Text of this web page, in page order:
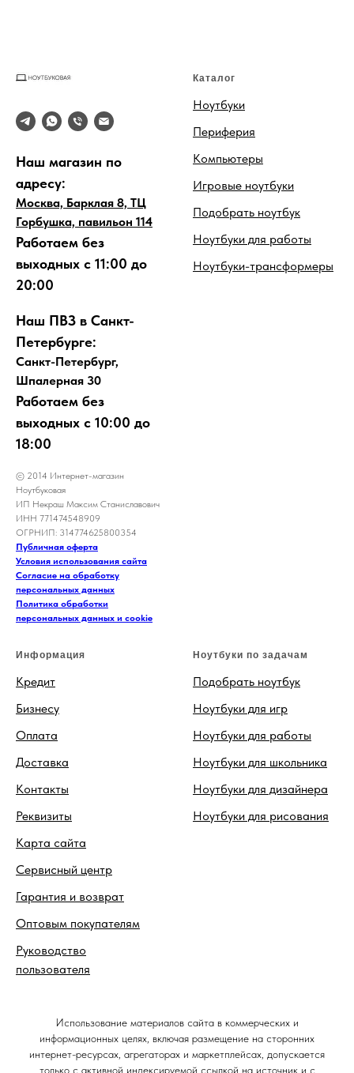
Наш магазин по
адресу:
Москва, Барклая 8, ТЦ
Горбушка, павильон 114
Работаем без
выходных с 11:00 до
20:00
Наш ПВЗ в Санкт-
Петербурге:
Санкт-Петербург,
Шпалерная 30
Работаем без
выходных с 10:00 до
18:00
© 2014 Интернет-магазин
Ноутбуковая
ИП Некраш Максим Станиславович
ИНН 771474548909
ОГРНИП: 314774625800354
Публичная оферта
Условия использования сайта
Согласие на обработку
персональных данных
Политика обработки
персональных данных и cookie
Каталог
Ноутбуки
Периферия
Компьютеры
Игровые ноутбуки
Подобрать ноутбук
Ноутбуки для работы
Ноутбуки-трансформеры
Информация
Кредит
Бизнесу
Оплата
Доставка
Контакты
Реквизиты
Карта сайта
Сервисный центр
Гарантия и возврат
Оптовым покупателям
Руководство
пользователя
Ноутбуки по задачам
Подобрать ноутбук
Ноутбуки для игр
Ноутбуки для работы
Ноутбуки для школьника
Ноутбуки для дизайнера
Ноутбуки для рисования
Использование материалов сайта в коммерческих и
информационных целях, включая размещение на сторонних
интернет-ресурсах, агрегаторах и маркетплейсах, допускается
только с активной индексируемой ссылкой на источник и с